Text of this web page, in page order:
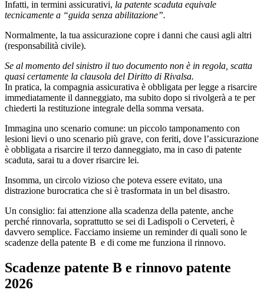
Infatti, in termini assicurativi, la patente scaduta equivale
tecnicamente a “guida senza abilitazione”.
Normalmente, la tua assicurazione copre i danni che causi agli altri
(responsabilità civile).
Se al momento del sinistro il tuo documento non è in regola, scatta
quasi certamente la clausola del Diritto di Rivalsa.
In pratica, la compagnia assicurativa è obbligata per legge a risarcire
immediatamente il danneggiato, ma subito dopo si rivolgerà a te per
chiederti la restituzione integrale della somma versata.
Immagina uno scenario comune: un piccolo tamponamento con
lesioni lievi o uno scenario più grave, con feriti, dove l’assicurazione
è obbligata a risarcire il terzo danneggiato, ma in caso di patente
scaduta, sarai tu a dover risarcire lei.
Insomma, un circolo vizioso che poteva essere evitato, una
distrazione burocratica che si è trasformata in un bel disastro.
Un consiglio: fai attenzione alla scadenza della patente, anche
perché rinnovarla, soprattutto se sei di Ladispoli o Cerveteri, è
davvero semplice. Facciamo insieme un reminder di quali sono le
scadenze della patente B e di come me funziona il rinnovo.
Scadenze patente B e rinnovo patente
2026